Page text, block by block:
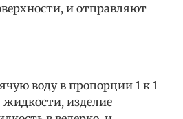
и отправляют
воду в пропорции 1 к 1
жидкости, изделие